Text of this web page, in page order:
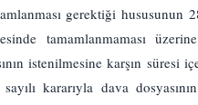
gerektiği
tamamlanmaması
istenilmesine karşın süresi
kararıyla dava